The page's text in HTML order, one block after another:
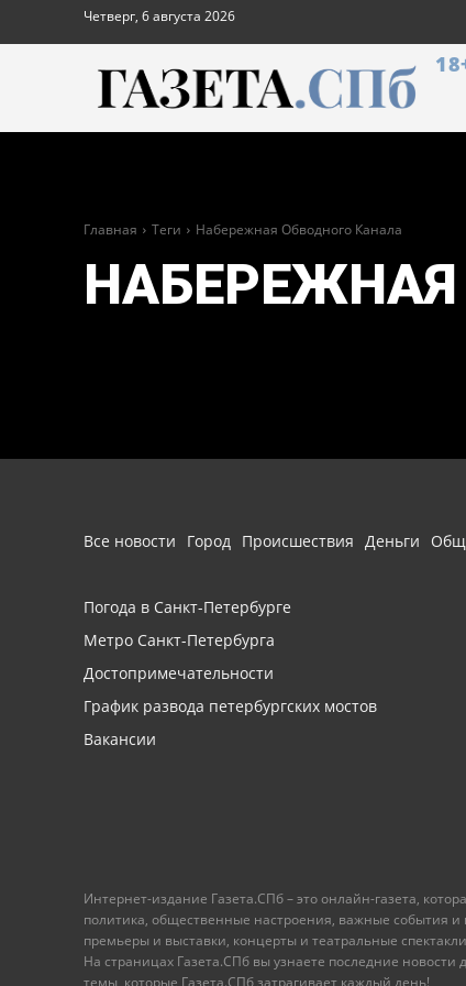
Четверг, 6 августа 2026
Главная Теги Набережная Обводного Канала
Все новости Город Происшествия Деньги
Погода в Санкт-Петербурге
Метро Санкт-Петербурга
Достопримечательности
График развода петербургских мостов
Вакансии
Интернет-издание Газета.СПб – это онлайн-газета,
политика, общественные настроения, важные события и
премьеры и выставки, концерты и театральные
На страницах Газета.СПб вы узнаете последние новости
темы, которые Газета.СПб затрагивает каждый день!